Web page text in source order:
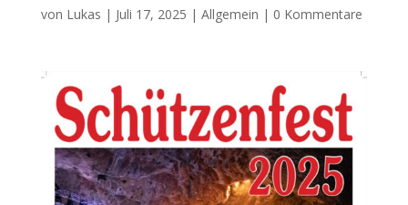
von Lukas | Juli 17, 2025 | Allgemein | 0 Kommentare